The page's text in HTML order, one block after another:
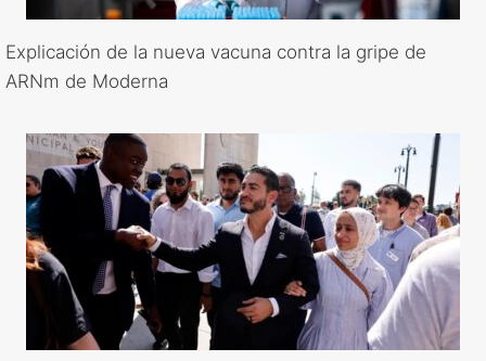
Explicación de la nueva vacuna contra la gripe de
ARNm de Moderna